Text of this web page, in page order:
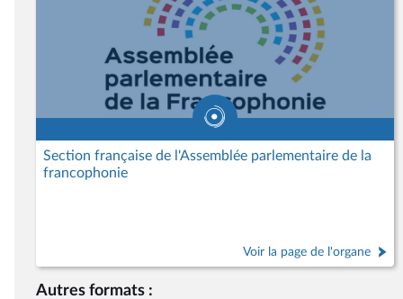
Section française de l'Assemblée parlementaire de la
francophonie
Voir la page de l'organe
Autres formats :